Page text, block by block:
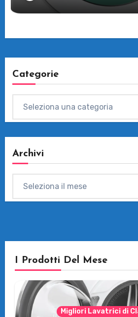
Categorie
Archivi
I Prodotti Del Mese
Migliori Lavatrici di